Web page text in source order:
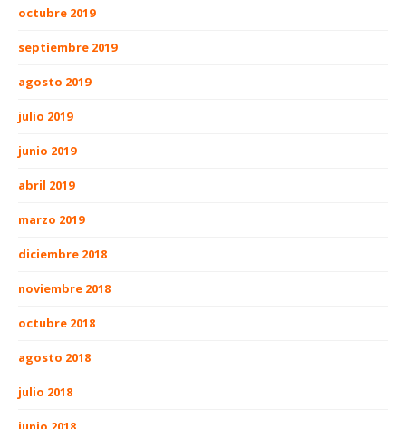
octubre 2019
septiembre 2019
agosto 2019
julio 2019
junio 2019
abril 2019
marzo 2019
diciembre 2018
noviembre 2018
octubre 2018
agosto 2018
julio 2018